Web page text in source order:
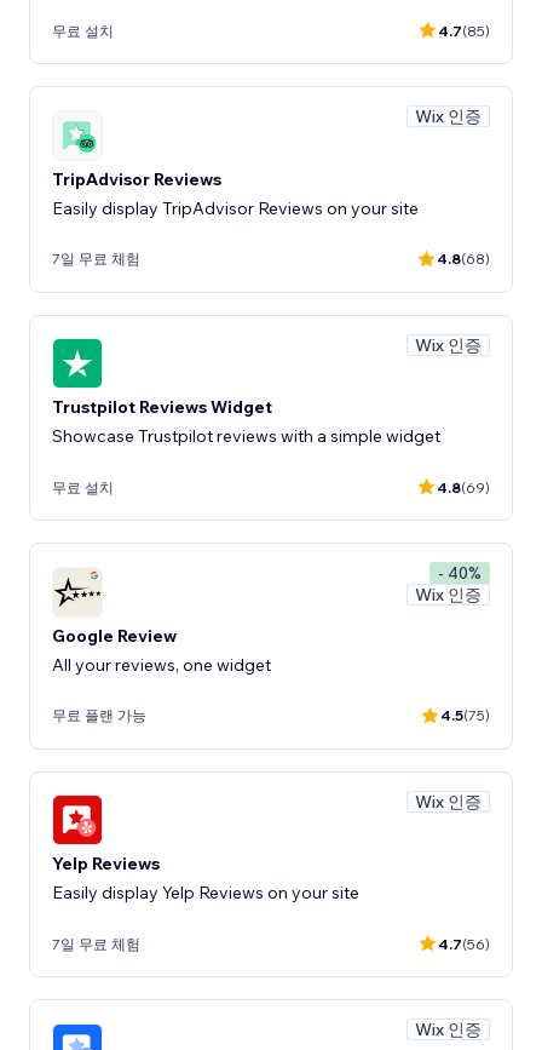
무료 설치 4.7(85)
Wix 인증
TripAdvisor Reviews
Easily display TripAdvisor Reviews on your site
7일 무료 체험 4.8(68)
Wix 인증
Trustpilot Reviews Widget
Showcase Trustpilot reviews with a simple widget
무료 설치 4.8(69)
- 40%
Wix 인증
Google Review
All your reviews, one widget
무료 플랜 가능 4.5(75)
Wix 인증
Yelp Reviews
Easily display Yelp Reviews on your site
7일 무료 체험 4.7(56)
Wix 인증